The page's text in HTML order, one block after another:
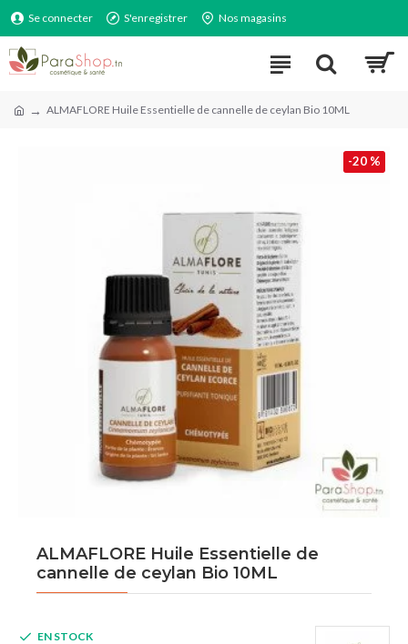
Se connecter S'enregistrer Nos magasins
ALMAFLORE Huile Essentielle de cannelle de ceylan Bio 10ML
-20 %
ALMAFLORE Huile Essentielle de
cannelle de ceylan Bio 10ML
EN STOCK